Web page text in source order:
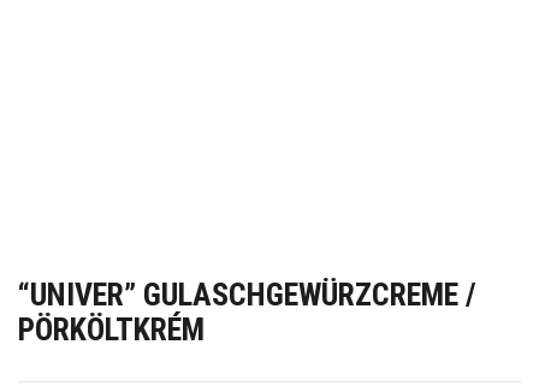
“UNIVER” GULASCHGEWÜRZCREME /
PÖRKÖLTKRÉM